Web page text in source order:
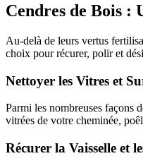
Cendres de Bois :
Au-delà de leurs vertus
choix pour récurer, polir et
Nettoyer les Vitres et
Parmi les nombreuses façons
vitrées de votre cheminée,
Récurer la Vaisselle et